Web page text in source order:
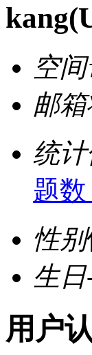
kang
空
邮
统
题数
性别
生日
用户